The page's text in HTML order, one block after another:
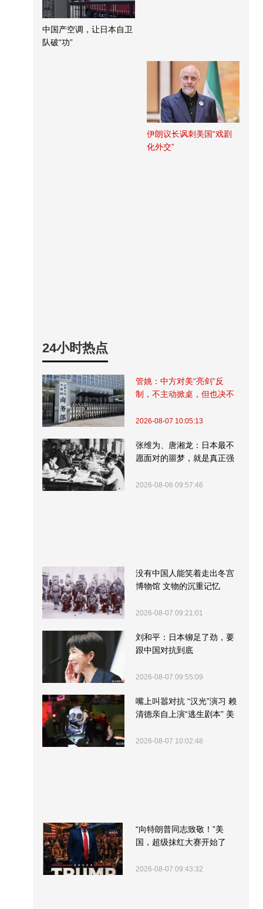
中国产空调，让日本自卫
队破“功”
伊朗议长讽刺美国“戏剧
化外交”
24小时热点
管姚：中方对美“亮剑”反
制，不主动掀桌，但也决不
2026-08-07 10:05:13
张维为、唐湘龙：日本最不
愿面对的噩梦，就是真正强
2026-08-06 09:57:46
没有中国人能笑着走出冬宫
博物馆 文物的沉重记忆
2026-08-07 09:21:01
刘和平：日本铆足了劲，要
跟中国对抗到底
2026-08-07 09:55:09
嘴上叫嚣对抗 “汉光”演习 赖
清德亲自上演“逃生剧本” 美
2026-08-07 10:02:48
“向特朗普同志致敬！”美
国，超级抹红大赛开始了
2026-08-07 09:43:32